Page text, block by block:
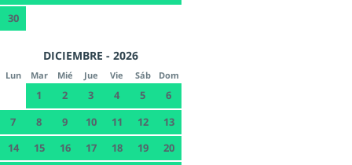
30
DICIEMBRE - 2026
Lun Mar Mié Jue Vie Sáb Dom
1 2 3 4 5
6
7
8 9 10 11 12
13
14
15 16 17 18 19
20